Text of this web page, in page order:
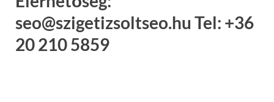
seo@szigetizsoltseo.hu Tel: +36
20 210 5859